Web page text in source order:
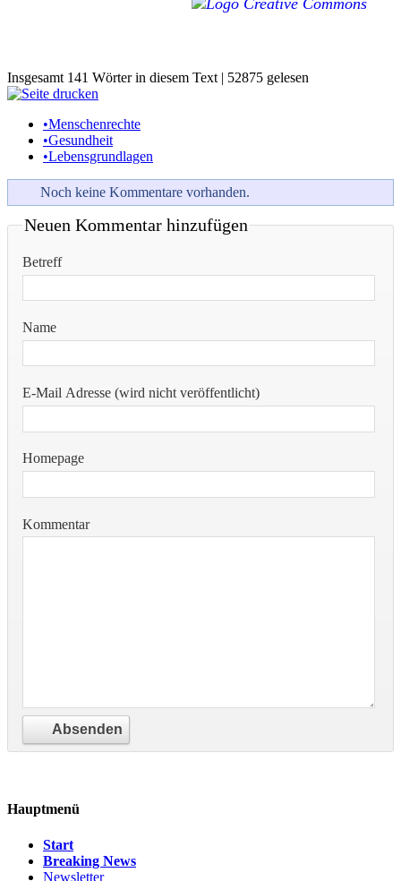
Insgesamt 141 Wörter in diesem Text | 52875 gelesen
•Menschenrechte
•Gesundheit
•Lebensgrundlagen
Noch keine Kommentare vorhanden.
Neuen Kommentar hinzufügen
Betreff
Name
E-Mail Adresse (wird nicht veröffentlicht)
Homepage
Kommentar
Hauptmenü
Start
Breaking News
Newsletter